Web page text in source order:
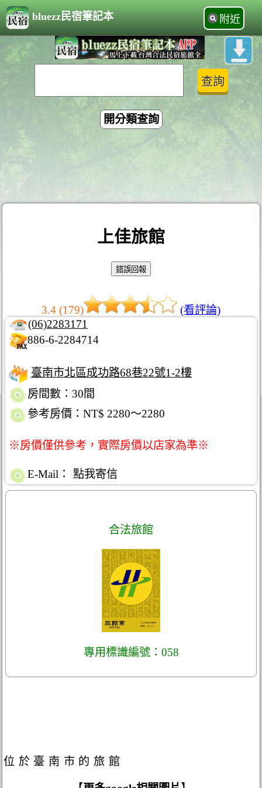
bluezz民宿筆記本 附近
開分類查詢
上佳旅館
3.4 (179)
(看評論)
(06)2283171
886-6-2284714
臺南市北區成功路68巷22號1-2樓
房間數：30間
參考房價：NT$ 2280～2280
※房價僅供參考，實際房價以店家為準※
E-Mail： 點我寄信
合法旅館
專用標識編號：058
位於臺南市的旅館